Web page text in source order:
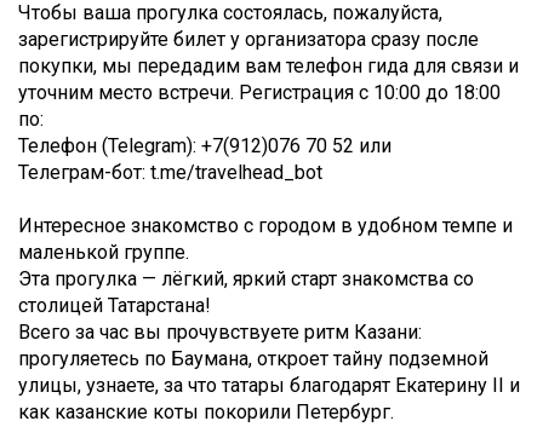
Чтобы ваша прогулка состоялась, пожалуйста,
зарегистрируйте билет у организатора сразу после
покупки, мы передадим вам телефон гида для связи и
уточним место встречи. Регистрация с 10:00 до 18:00
по:
Телефон (Telegram): +7(912)076 70 52 или
Телеграм-бот: t.me/travelhead_bot
Интересное знакомство с городом в удобном темпе и
маленькой группе.
Эта прогулка — лёгкий, яркий старт знакомства со
столицей Татарстана!
Всего за час вы прочувствуете ритм Казани:
прогуляетесь по Баумана, откроет тайну подземной
улицы, узнаете, за что татары благодарят Екатерину II и
как казанские коты покорили Петербург.